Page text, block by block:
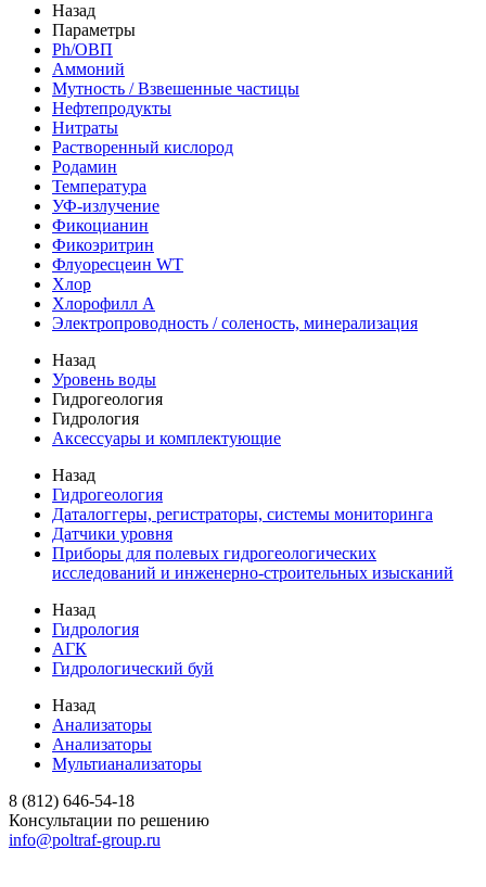
Назад
Параметры
Ph/ОВП
Аммоний
Мутность / Взвешенные частицы
Нефтепродукты
Нитраты
Растворенный кислород
Родамин
Температура
УФ-излучение
Фикоцианин
Фикоэритрин
Флуоресцеин WT
Хлор
Хлорофилл А
Электропроводность / соленость, минерализация
Назад
Уровень воды
Гидрогеология
Гидрология
Аксессуары и комплектующие
Назад
Гидрогеология
Даталоггеры, регистраторы, системы мониторинга
Датчики уровня
Приборы для полевых гидрогеологических
исследований и инженерно-строительных изысканий
Назад
Гидрология
АГК
Гидрологический буй
Назад
Анализаторы
Анализаторы
Мультианализаторы
8 (812) 646-54-18
Консультации по решению
info@poltraf-group.ru